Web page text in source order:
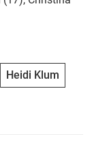
Heidi Klum